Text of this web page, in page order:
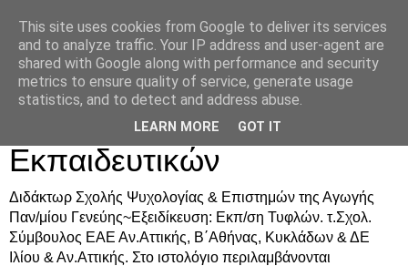
Δρ. Ράνια Χιουρέα-
Συμβουλευτική &
Υποστήριξη Γονέων &
Εκπαιδευτικών
Διδάκτωρ Σχολής Ψυχολογίας & Επιστημών της Αγωγής
Παν/μίου Γενεύης~Εξειδίκευση: Εκπ/ση Τυφλών. τ.Σχολ.
Σύμβουλος ΕΑΕ Αν.Αττικής, Β΄Αθήνας, Κυκλάδων & ΔΕ
Ιλίου & Αν.Αττικής. Στο ιστολόγιο περιλαμβάνονται
This site uses cookies from Google to deliver its services
and to analyze traffic. Your IP address and user-agent are
shared with Google along with performance and security
metrics to ensure quality of service, generate usage
statistics, and to detect and address abuse.
LEARN MORE GOT IT